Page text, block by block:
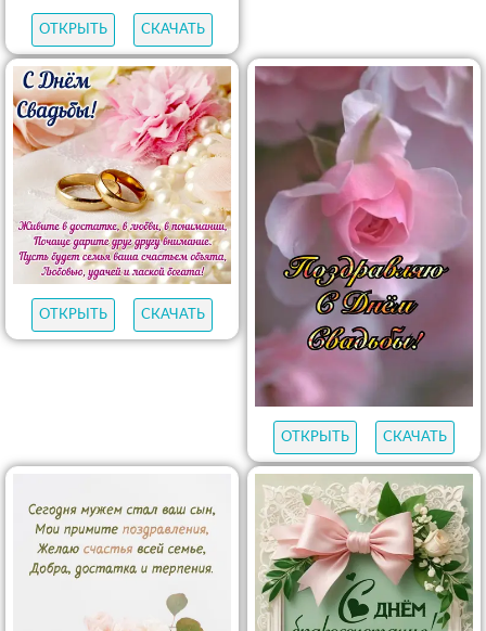
ОТКРЫТЬ СКАЧАТЬ
ОТКРЫТЬ СКАЧАТЬ
ОТКРЫТЬ СКАЧАТЬ